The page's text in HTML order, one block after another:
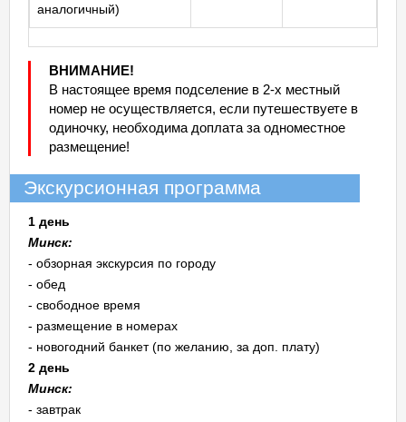
аналогичный)
ВНИМАНИЕ!
В настоящее время подселение в 2-х местный
номер не осуществляется, если путешествуете в
одиночку, необходима доплата за одноместное
размещение!
Экскурсионная программа
1 день
Минск:
- обзорная экскурсия по городу
- обед
- свободное время
- размещение в номерах
- новогодний банкет (по желанию, за доп. плату)
2 день
Минск:
- завтрак